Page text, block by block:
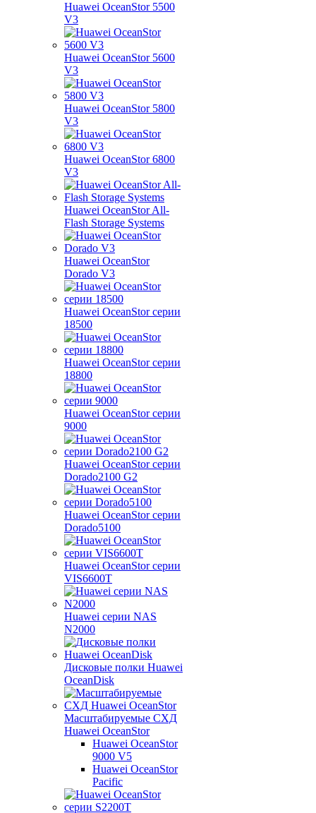
Huawei OceanStor 5500
V3
Huawei OceanStor 5600
V3
Huawei OceanStor 5800
V3
Huawei OceanStor 6800
V3
Huawei OceanStor All-
Flash Storage Systems
Huawei OceanStor
Dorado V3
Huawei OceanStor серии
18500
Huawei OceanStor серии
18800
Huawei OceanStor серии
9000
Huawei OceanStor серии
Dorado2100 G2
Huawei OceanStor серии
Dorado5100
Huawei OceanStor серии
VIS6600T
Huawei серии NAS
N2000
Дисковые полки Huawei
OceanDisk
Масштабируемые СХД
Huawei OceanStor
Huawei OceanStor
9000 V5
Huawei OceanStor
Pacific